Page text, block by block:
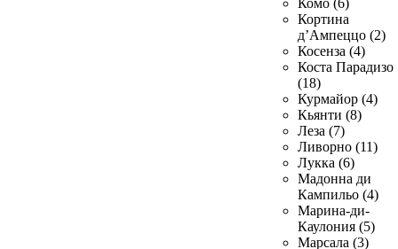
Комо (6)
Кортина
д’Ампеццо (2)
Косенза (4)
Коста Парадизо
(18)
Курмайор (4)
Кьянти (8)
Леза (7)
Ливорно (11)
Лукка (6)
Мадонна ди
Кампильо (4)
Марина-ди-
Каулония (5)
Марсала (3)